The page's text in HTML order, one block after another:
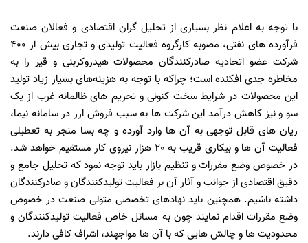
با توجه به اعلام نظر بسیاری از تحلیل گران اقتصادی و فعالان صنعت
فرآورده های نفتی، مصوبه کارگروه فعالیت تولیدی و تجاری بیش از 400
شرکت عضو اتحادیه صادرکنندگان محصولات هیدروکربنی و قیر را به
مخاطره جدی افکنده است؛ چراکه با توجه به هزینه‌های بسیار زیاد تولید
این محصولات در شرایط سخت کنونی و تحریم های ظالمانه غرب از یک
سو و نیز کاهش درآمد این شرکت ها به سبب فروش ارز در سامانه نیما،
زیان های قابل توجهی به آن ها وارد آورده و چه بسا منجر به تعطیلی
فعالیت آن ها و بیکاری قریب به 20 هزار نیروی کار مستقیم خواهد شد.
در خصوص وضع مقررات و تنظیم بازار باید توجه نمود که تحلیل جامع و
دقیق اقتصادی از جوانب و آثار آن بر فعالیت تولیدکنندگان و صادرکنندگان
داشته باشیم. همچنین باید نهادهای تخصصی متولی صنعت در خصوص
وضع مقررات اقدام نمایند چون به مسائل خاص فعالیت تولیدکنندگان و
محدودیت ها و چالش هایی که با آن ها مواجهند، اشراف کافی دارند.